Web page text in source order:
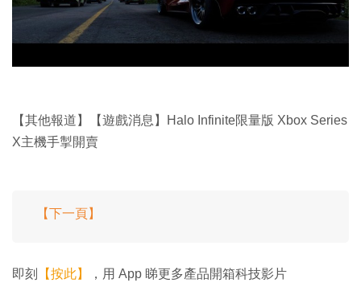
【其他報道】【遊戲消息】Halo Infinite限量版 Xbox Series
X主機手掣開賣
【下一頁】
即刻 【按此】 ，用 App 睇更多產品開箱科技影片